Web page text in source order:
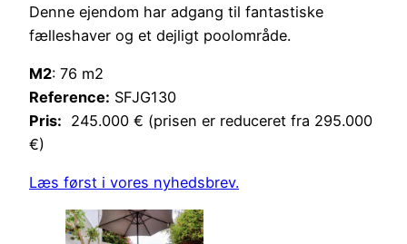
Denne ejendom har adgang til fantastiske
fælleshaver og et dejligt poolområde.
M2: 76 m2
Reference: SFJG130
Pris: 245.000 € (prisen er reduceret fra 295.000
€)
Læs først i vores nyhedsbrev.